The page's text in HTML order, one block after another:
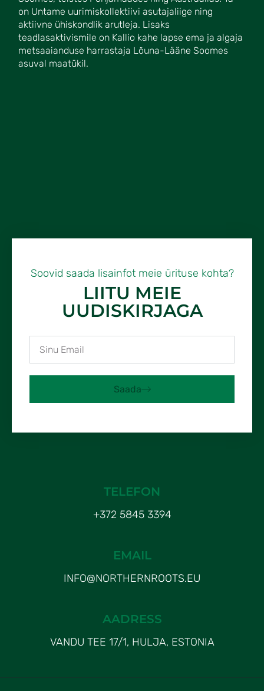
on Untame uurimiskollektiivi asutajaliige ning
aktiivne ühiskondlik arutleja. Lisaks
teadlasaktivismile on Kallio kahe lapse ema ja algaja
metsaaianduse harrastaja Lõuna-Lääne Soomes
asuval maatükil.
Soovid saada lisainfot meie ürituse kohta?
LIITU MEIE
UUDISKIRJAGA
Saada
TELEFON
+372 5845 3394
EMAIL
INFO@NORTHERNROOTS.EU
AADRESS
VANDU TEE 17/1, HULJA, ESTONIA